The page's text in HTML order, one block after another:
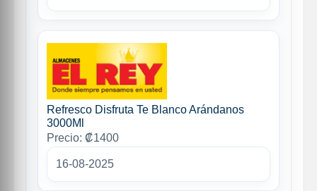
Refresco Disfruta Te Blanco Arándanos
3000Ml
Precio: ₡1400
16-08-2025